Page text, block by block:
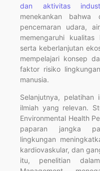
dan aktivitas
menekankan bahwa
pencemaran udara,
memengaruhi
serta keberlanjutan
mempelajari konsep
faktor risiko
manusia.
Selanjutnya,
ilmiah yang relevan.
Environmental Health
paparan jangka
lingkungan
kardiovaskular, dan
itu, penelitian